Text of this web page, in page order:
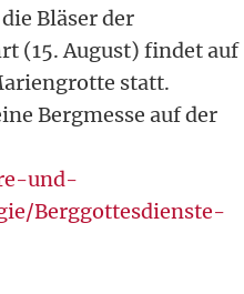
Bläser der
(15. August) findet auf
statt.
Bergmesse auf der
und-
Berggottesdienste-